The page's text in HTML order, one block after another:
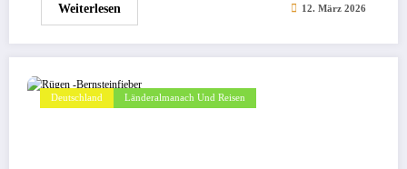
Weiterlesen 12. März 2026
Deutschland Länderalmanach Und Reisen